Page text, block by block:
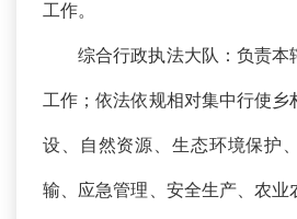
工作。
综合行政执法大队：负责本
工作；依法依规相对集中行使乡
设、自然资源、生态环境保护
输、应急管理、安全生产、农业